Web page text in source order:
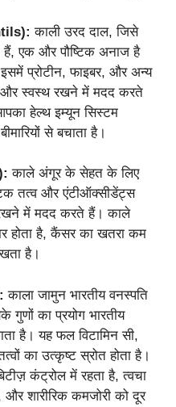
काली उरद दाल, जिसे
हैं, एक और पौष्टिक अनाज है
इसमें प्रोटीन, फाइबर, और अन्य
और स्वस्थ रखने में मदद करते
हेल्थ इम्यून सिस्टम
से बचाता है।
काले अंगूर के सेहत के लिए
तत्व और एंटीऑक्सीडेंट्स
रखने में मदद करते हैं। काले
होता है, कैंसर का खतरा कम
है।
काला जामुन भारतीय वनस्पति
गुणों का प्रयोग भारतीय
है। यह फल विटामिन सी,
का उत्कृष्ट स्रोत होता है।
कंट्रोल में रहता है, त्वचा
शारीरिक कमजोरी को दूर